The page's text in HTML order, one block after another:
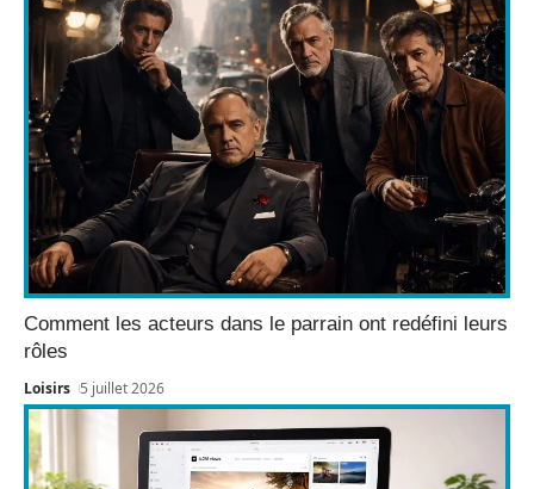
Comment les acteurs dans le parrain ont redéfini leurs
rôles
Loisirs 5 juillet 2026